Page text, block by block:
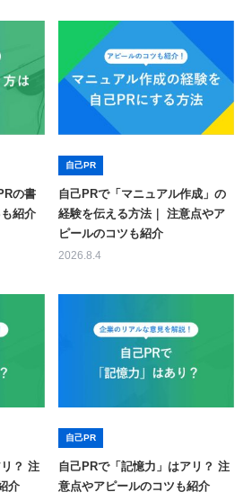
の書
紹介
自己PR
自己PRで「マニュアル作成」の
経験を伝える方法｜ 注意点やア
ピールのコツも紹介
2026.8.4
？ 注
介
自己PR
自己PRで「記憶力」はアリ？ 注
意点やアピールのコツも紹介